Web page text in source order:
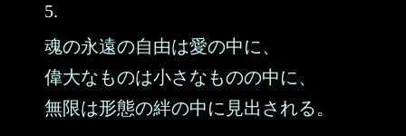
5.
魂の永遠の自由は愛の中に、
偉大なものは小さなものの中に、
無限は形態の絆の中に見出される。